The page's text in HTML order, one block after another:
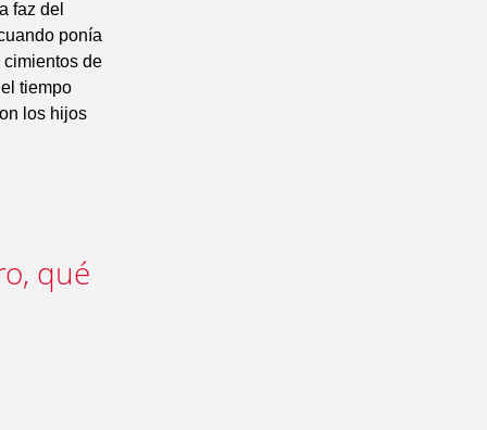
faz del
ponía
cimientos de
tiempo
los hijos
qué